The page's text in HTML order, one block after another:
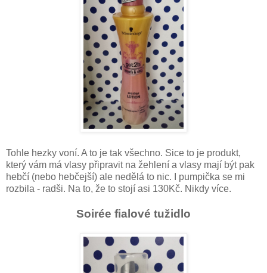
Tohle hezky voní. A to je tak všechno. Sice to je produkt,
který vám má vlasy připravit na žehlení a vlasy mají být pak
hebčí (nebo hebčejší) ale nedělá to nic. I pumpička se mi
rozbila - radši. Na to, že to stojí asi 130Kč. Nikdy více.
Soirée fialové tužidlo